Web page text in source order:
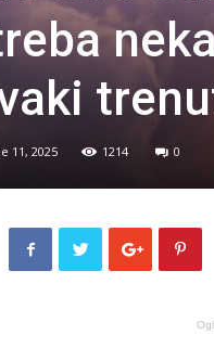
11, 2025 1214 0